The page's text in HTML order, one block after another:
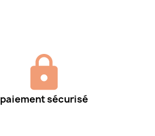
paiement sécurisé